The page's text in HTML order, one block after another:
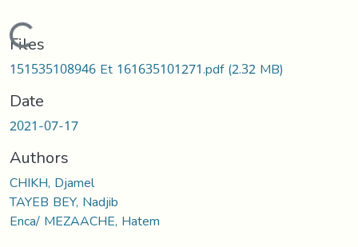
Loading...
Files
151535108946 Et 161635101271.pdf(2.32 MB)
Date
2021-07-17
Authors
CHIKH, Djamel
TAYEB BEY, Nadjib
Enca/ MEZAACHE, Hatem